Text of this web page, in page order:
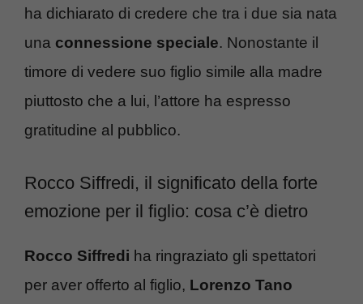
ha dichiarato di credere che tra i due sia nata
una connessione speciale. Nonostante il
timore di vedere suo figlio simile alla madre
piuttosto che a lui, l’attore ha espresso
gratitudine al pubblico.
Rocco Siffredi, il significato della forte
emozione per il figlio: cosa c’è dietro
Rocco Siffredi ha ringraziato gli spettatori
per aver offerto al figlio, Lorenzo Tano